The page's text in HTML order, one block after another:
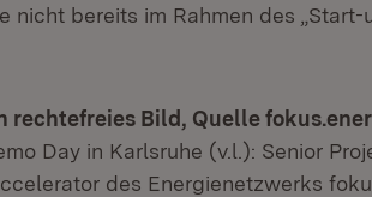
nicht bereits im Rahmen des „Start-
rechtefreies Bild, Quelle
Day in Karlsruhe (v.l.): Senior
des Energienetzwerks